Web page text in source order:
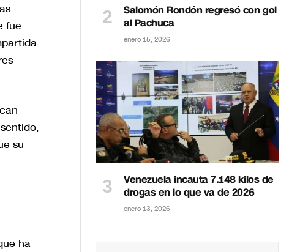
fue
su
ha
Salomón Rondón regresó con gol
al Pachuca
enero 15, 2026
Venezuela incauta 7.148 kilos de
drogas en lo que va de 2026
enero 13, 2026